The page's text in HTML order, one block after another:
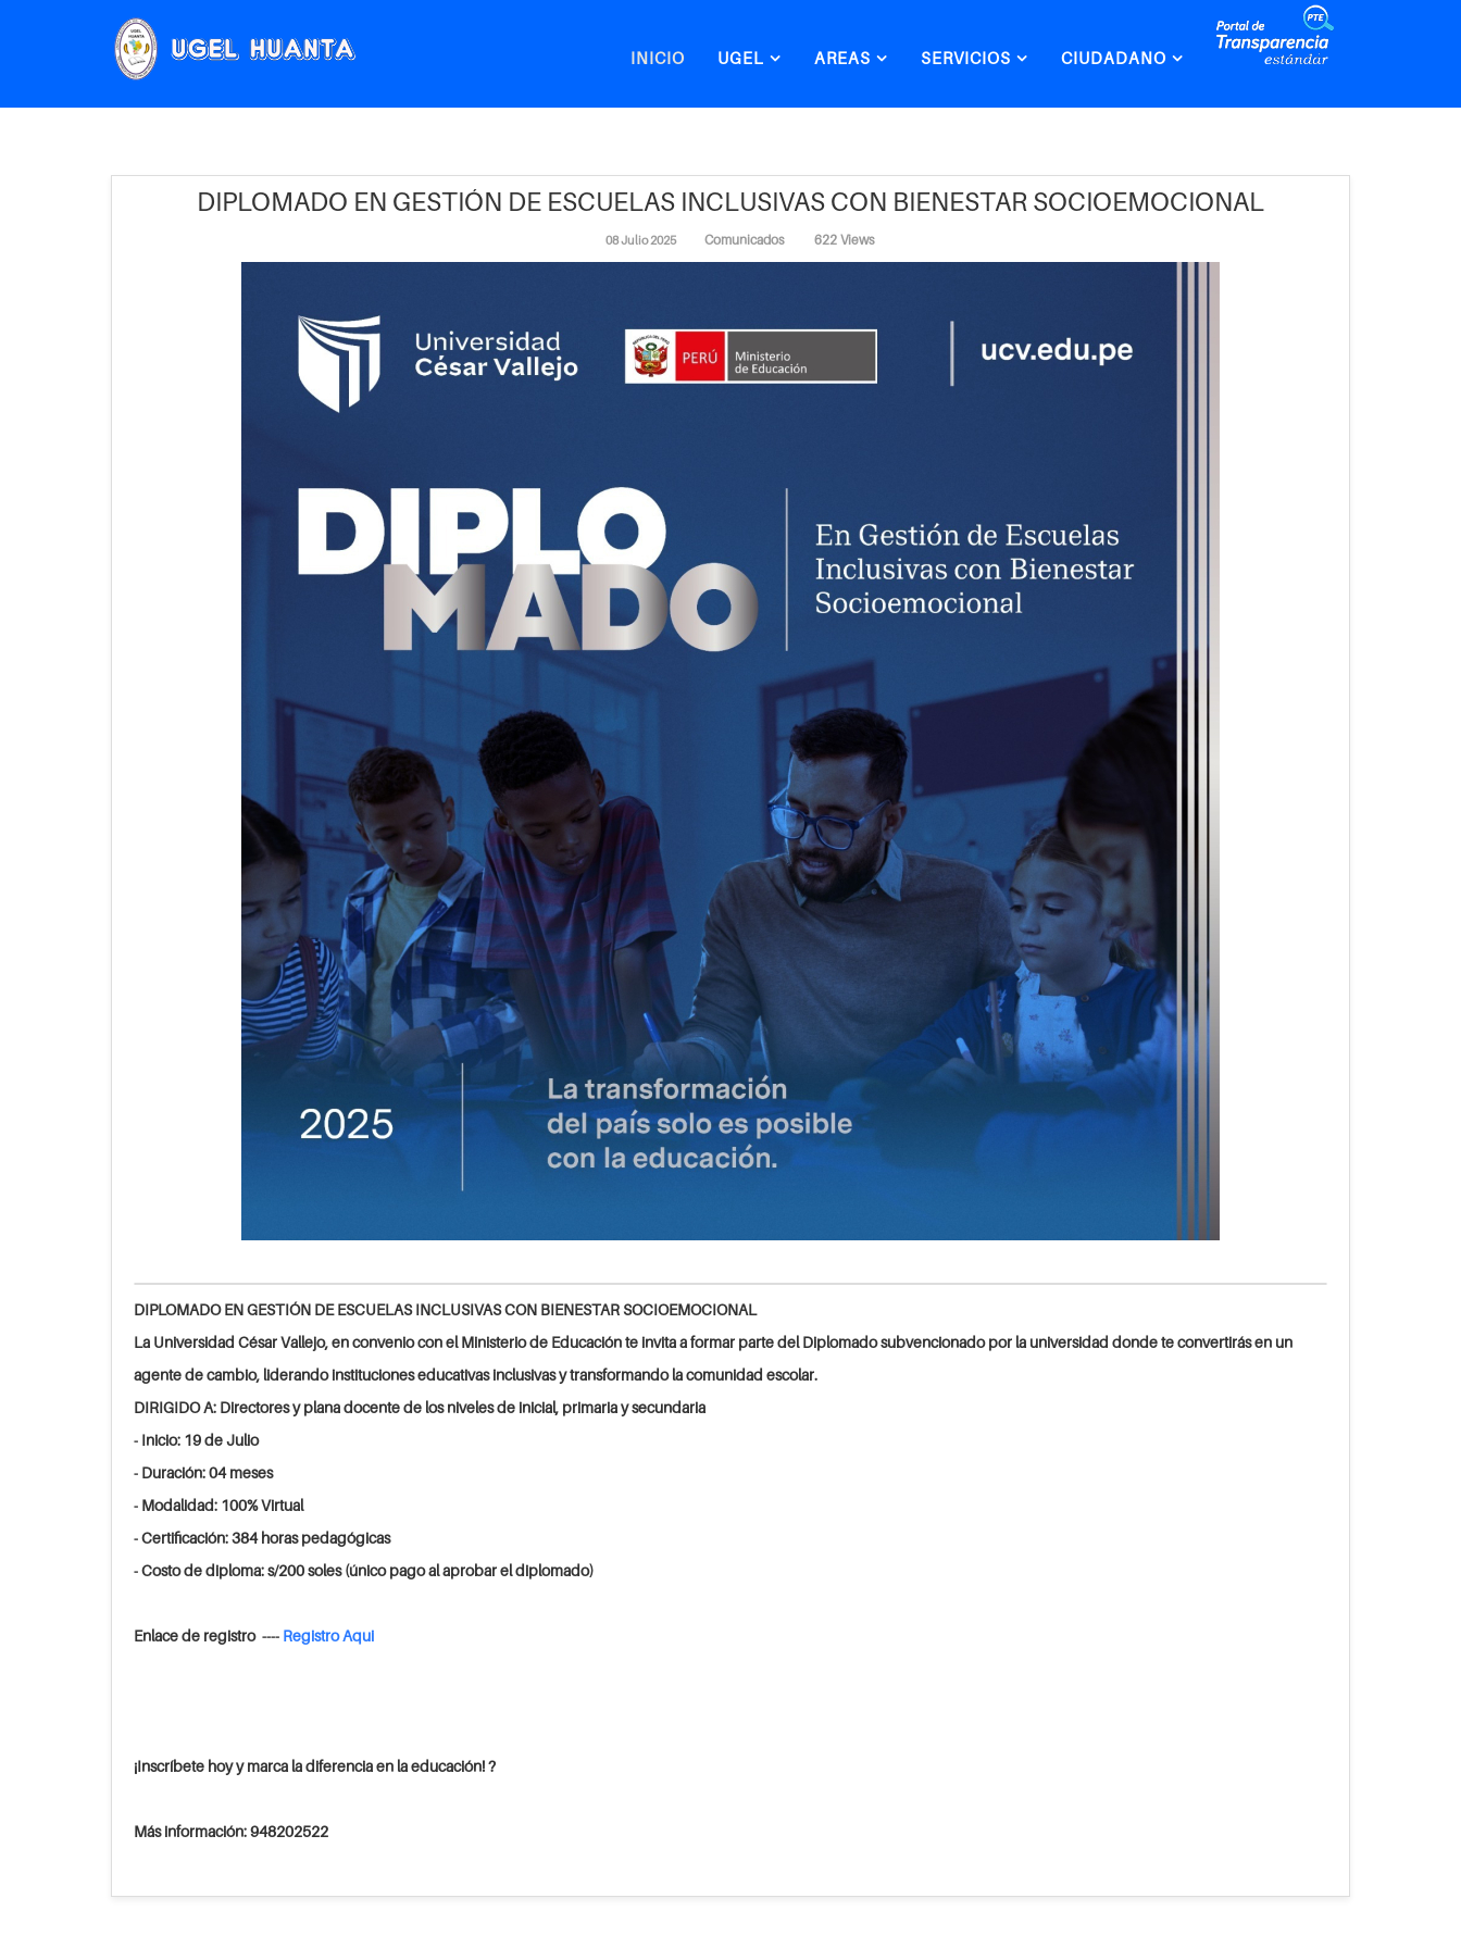
INICIO UGEL AREAS SERVICIOS CIUDADANO
DIPLOMADO EN GESTIÓN DE ESCUELAS INCLUSIVAS CON BIENESTAR SOCIOEMOCIONAL
08 Julio 2025 Comunicados 622 Views
DIPLOMADO EN GESTIÓN DE ESCUELAS INCLUSIVAS CON BIENESTAR SOCIOEMOCIONAL
La Universidad César Vallejo, en convenio con el Ministerio de Educación te invita a formar parte del Diplomado subvencionado por la universidad donde te convertirás en un
agente de cambio, liderando instituciones educativas inclusivas y transformando la comunidad escolar.
DIRIGIDO A: Directores y plana docente de los niveles de inicial, primaria y secundaria
- Inicio: 19 de Julio
- Duración: 04 meses
- Modalidad: 100% Virtual
- Certificación: 384 horas pedagógicas
- Costo de diploma: s/200 soles (único pago al aprobar el diplomado)
Enlace de registro ---- Registro Aqui
¡Inscríbete hoy y marca la diferencia en la educación! ?
Más información: 948202522